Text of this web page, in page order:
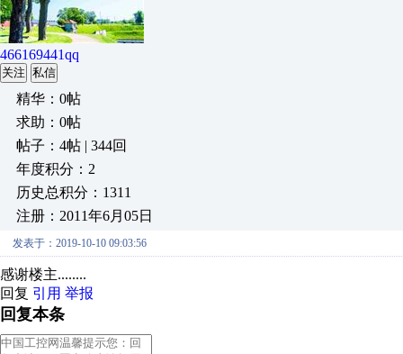
466169441qq
关注 私信
精华：0帖
求助：0帖
帖子：4帖 | 344回
年度积分：2
历史总积分：1311
注册：2011年6月05日
发表于：2019-10-10 09:03:56
感谢楼主........
回复 引用 举报
回复本条